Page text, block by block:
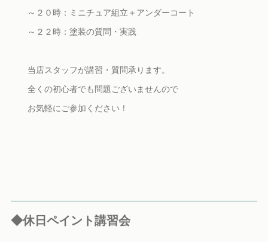
～２０時：ミニチュア組立＋アンダーコート
～２２時：塗装の質問・実践
当店スタッフが講習・質問承ります。
全くの初心者でも問題ございませんので
お気軽にご参加ください！
◆休日ペイント講習会